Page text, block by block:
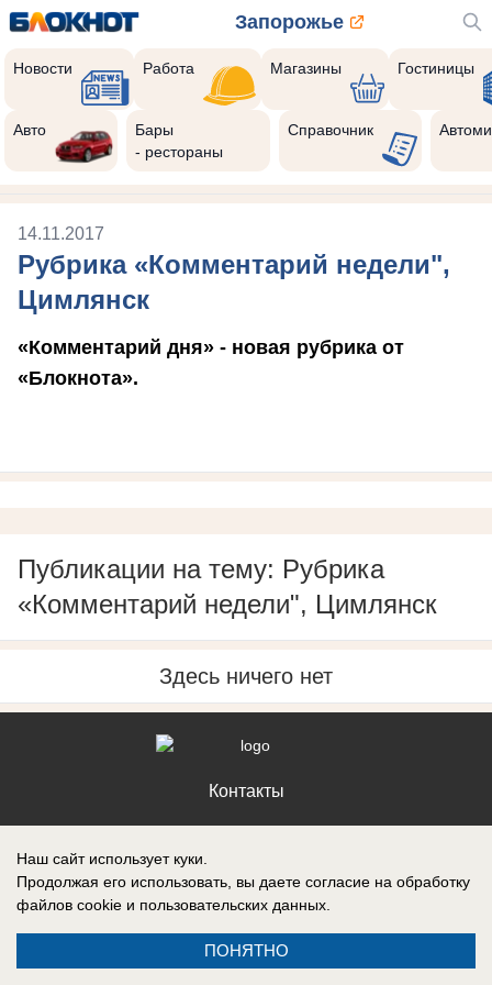
Запорожье
Новости Работа Магазины Гостиницы
Авто
Бары
- рестораны
Справочник
14.11.2017
Рубрика «Комментарий недели",
Цимлянск
«Комментарий дня» - новая рубрика от
«Блокнота».
Публикации на тему: Рубрика
«Комментарий недели", Цимлянск
Здесь ничего нет
Контакты
Запись о регистрации СМИ: Эл № ФС77-88610, выдано Федеральной
массовых коммуникаций (Роскомнадзор) 05 ноября 2024 г.
Наш сайт использует куки.
Продолжая его использовать, вы даете согласие на обработку
файлов cookie и пользовательских данных.
ПОНЯТНО